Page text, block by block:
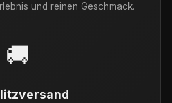
und reinen Geschmack.
🚚